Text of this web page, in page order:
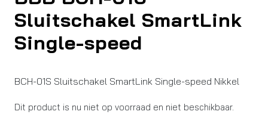
Sluitschakel SmartLink
Single-speed
BCH-01S Sluitschakel SmartLink Single-speed Nikkel
Dit product is nu niet op voorraad en niet beschikbaar.